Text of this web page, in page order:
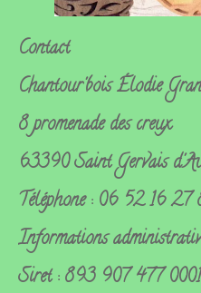
Contact
Chantour'boisÉlodie
8 promenade des creux
63390 Saint Gervais
Téléphone : 06 52 16 27
Informations
Siret : 893 907 477